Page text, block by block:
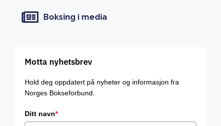
Boksing i media
Motta nyhetsbrev
Hold deg oppdatert på nyheter og informasjon fra
Norges Bokseforbund.
Ditt navn*